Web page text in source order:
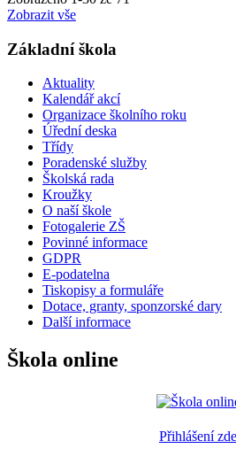
Zobrazit vše
Základní škola
Aktuality
Kalendář akcí
Organizace školního roku
Úřední deska
Třídy
Poradenské služby
Školská rada
Kroužky
O naší škole
Fotogalerie ZŠ
Povinné informace
GDPR
E-podatelna
Tiskopisy a formuláře
Dotace, granty, sponzorské dary
Další informace
Škola online
Přihlášení zde